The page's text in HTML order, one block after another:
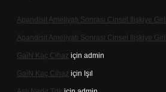
Apandisit Ameliyatı Sonrası Cinsel Ilişkiye
Apandisit Ameliyatı Sonrası Cinsel Ilişkiye
Gai̇N Kaç Cihaz için admin
Gai̇N Kaç Cihaz için Işıl